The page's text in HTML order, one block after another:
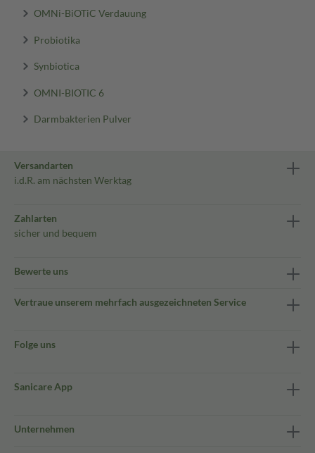
OMNi-BiOTiC Verdauung
Probiotika
Synbiotica
OMNI-BIOTIC 6
Darmbakterien Pulver
Versandarten
i.d.R. am nächsten Werktag
Zahlarten
sicher und bequem
Bewerte uns
Vertraue unserem mehrfach ausgezeichneten Service
Folge uns
Sanicare App
Unternehmen